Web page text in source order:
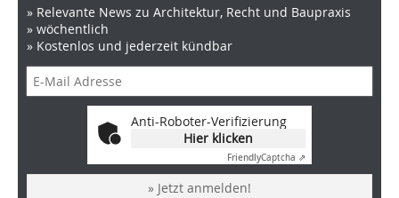
» Relevante News zu Architektur, Recht und Baupraxis
» wöchentlich
» Kostenlos und jederzeit kündbar
Anti-Roboter-Verifizierung
Hier klicken
FriendlyCaptcha ⇗
» Jetzt anmelden!